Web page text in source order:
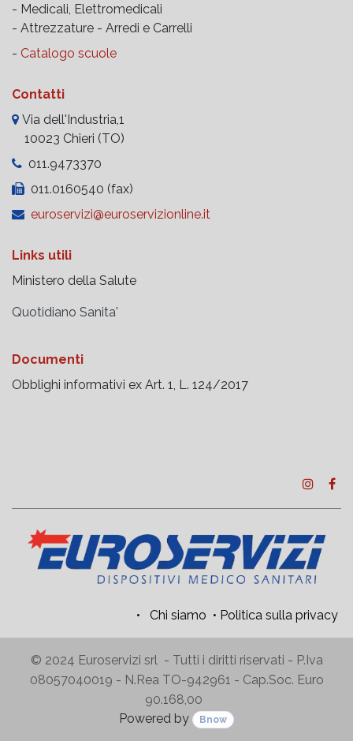
- Medicali, Elettromedicali
- Attrezzature - Arredi e Carrelli
- Catalogo scuole
Contatti
Via dell'Industria,1
10023 Chieri (TO)
011.9473370
011.0160540 (fax)
euroservizi@euroservizionline.it
Links utili
Ministero della Salute
Quotidiano Sanita'
Documenti
Obblighi informativi ex Art. 1, L. 124/2017
• Chi siamo • Politica sulla privacy
© 2024 Euroservizi srl - Tutti i diritti riservati - P.Iva
08057040019 - N.Rea TO-942961 - Cap.Soc. Euro
90.168,00
Powered by
Bnow